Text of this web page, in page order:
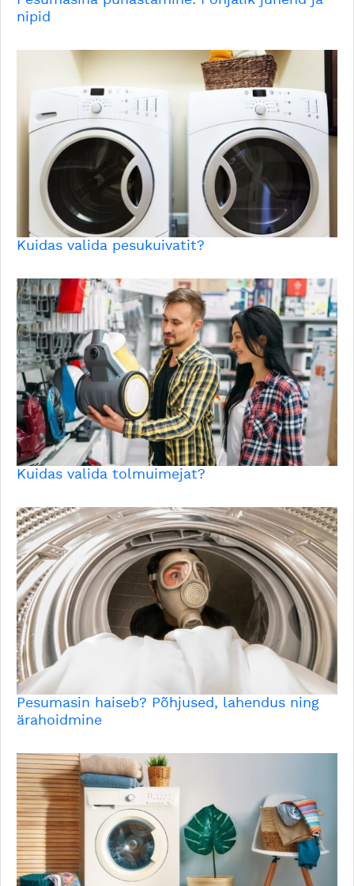
nipid
Kuidas valida pesukuivatit?
Kuidas valida tolmuimejat?
Pesumasin haiseb? Põhjused, lahendus ning
ärahoidmine